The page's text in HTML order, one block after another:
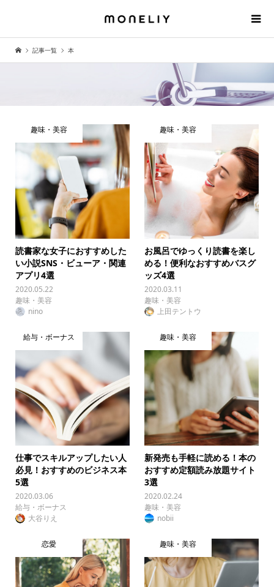
記事一覧 本
趣味・美容
読書家な女子におすすめした
い小説SNS・ビューア・関連
アプリ4選
2020.05.22
趣味・美容
nino
趣味・美容
お風呂でゆっくり読書を楽し
める！便利なおすすめバスグ
ッズ4選
2020.03.11
趣味・美容
上田テントウ
給与・ボーナス
仕事でスキルアップしたい人
必見！おすすめのビジネス本
5選
2020.03.06
給与・ボーナス
大谷りえ
趣味・美容
新発売も手軽に読める！本の
おすすめ定額読み放題サイト
3選
2020.02.24
趣味・美容
nobii
恋愛 趣味・美容